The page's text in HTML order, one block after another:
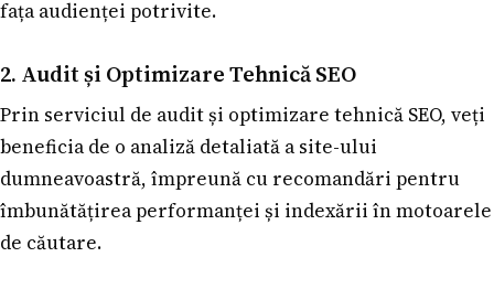
fața audienței potrivite.
2. Audit și Optimizare Tehnică SEO
Prin serviciul de audit și optimizare tehnică SEO, veți
beneficia de o analiză detaliată a site-ului
dumneavoastră, împreună cu recomandări pentru
îmbunătățirea performanței și indexării în motoarele
de căutare.